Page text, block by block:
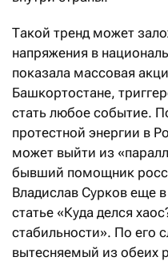
Такой тренд может
напряжения в
показала массовая
Башкортостане,
стать любое событие.
протестной энергии в
может выйти из
бывший помощник
Владислав Сурков еще
статье «Куда делся
стабильности». По его
вытесняемый из обеих